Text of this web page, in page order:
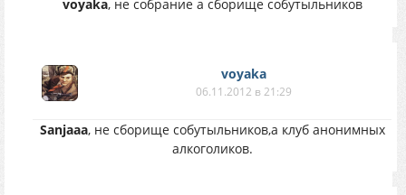
voyaka, не собрание а сборище собутыльников
voyaka
06.11.2012 в 21:29
Sanjaaa, не сборище собутыльников,а клуб анонимных
алкоголиков.